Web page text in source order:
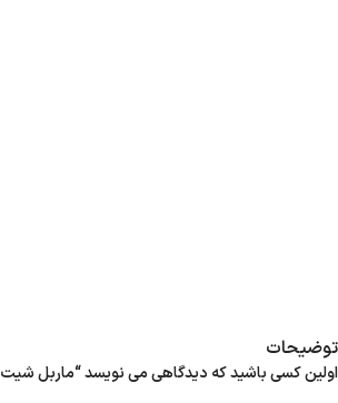
توضیحات
اولین کسی باشید که دیدگاهی می نویسد “ماربل شیت ANG کد ۱۴۸ | براق ۳ میل”